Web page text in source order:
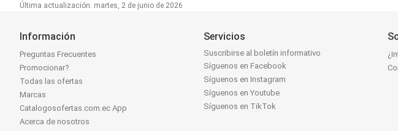
Última actualización: martes, 2 de junio de 2026
Información
Preguntas Frecuentes
Promocionar?
Todas las ofertas
Marcas
Catalogosofertas.com.ec App
Acerca de nosotros
Servicios
Suscribirse al boletín informativo
Síguenos en Facebook
Síguenos en Instagram
Síguenos en Youtube
Síguenos en TikTok